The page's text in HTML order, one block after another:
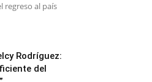
regreso al país
Rodríguez:
del